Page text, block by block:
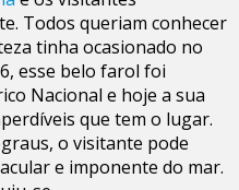
Todos queriam conhecer
tinha ocasionado no
esse belo farol foi
Nacional e hoje a sua
que tem o lugar.
o visitante pode
e imponente do mar.